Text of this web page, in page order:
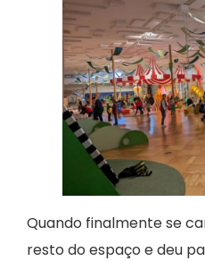
Quando finalmente se
resto do espaço e deu